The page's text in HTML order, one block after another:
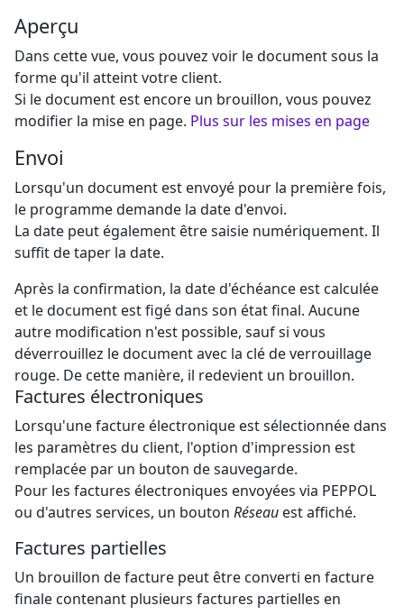
Aperçu
Dans cette vue, vous pouvez voir le document sous la
forme qu'il atteint votre client.
Si le document est encore un brouillon, vous pouvez
modifier la mise en page. Plus sur les mises en page
Envoi
Lorsqu'un document est envoyé pour la première fois,
le programme demande la date d'envoi.
La date peut également être saisie numériquement. Il
suffit de taper la date.
Après la confirmation, la date d'échéance est calculée
et le document est figé dans son état final. Aucune
autre modification n'est possible, sauf si vous
déverrouillez le document avec la clé de verrouillage
rouge. De cette manière, il redevient un brouillon.
Factures électroniques
Lorsqu'une facture électronique est sélectionnée dans
les paramètres du client, l'option d'impression est
remplacée par un bouton de sauvegarde.
Pour les factures électroniques envoyées via PEPPOL
ou d'autres services, un bouton Réseau est affiché.
Factures partielles
Un brouillon de facture peut être converti en facture
finale contenant plusieurs factures partielles en